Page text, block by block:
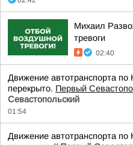
Михаил
тревоги
02:40
Движение автотранспорта
перекрыто. Первый
Севастопольский
01:54
Движение автотранспорта